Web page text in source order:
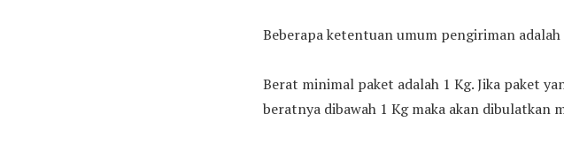
Beberapa ketentuan umum pengiriman
Berat minimal paket adalah 1 Kg. Jika paket
beratnya dibawah 1 Kg maka akan dibulatkan